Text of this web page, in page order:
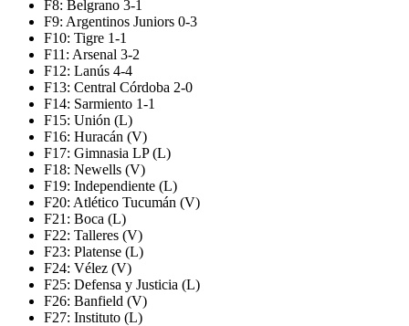
F8: Belgrano 3-1
F9: Argentinos Juniors 0-3
F10: Tigre 1-1
F11: Arsenal 3-2
F12: Lanús 4-4
F13: Central Córdoba 2-0
F14: Sarmiento 1-1
F15: Unión (L)
F16: Huracán (V)
F17: Gimnasia LP (L)
F18: Newells (V)
F19: Independiente (L)
F20: Atlético Tucumán (V)
F21: Boca (L)
F22: Talleres (V)
F23: Platense (L)
F24: Vélez (V)
F25: Defensa y Justicia (L)
F26: Banfield (V)
F27: Instituto (L)